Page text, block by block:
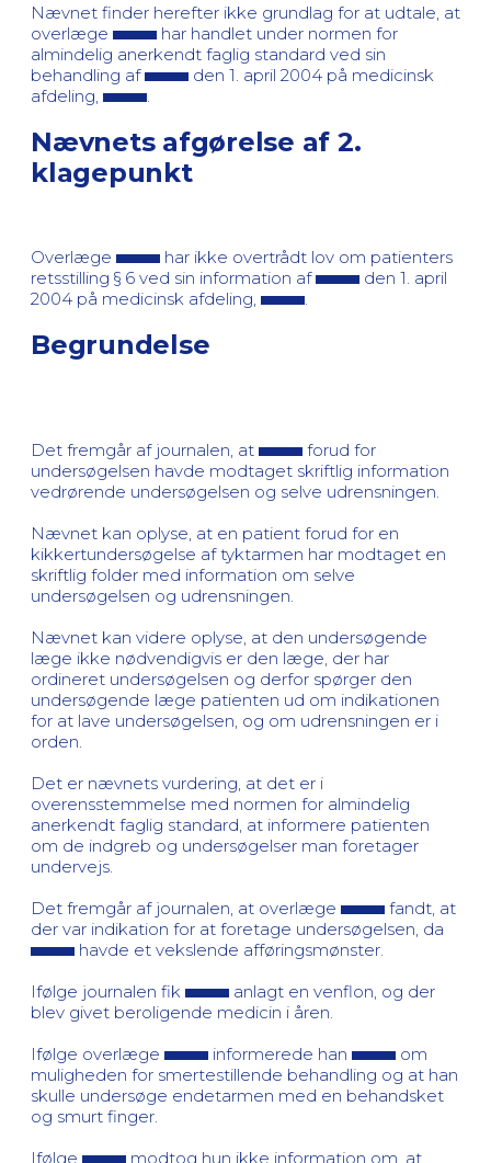
Nævnet finder herefter ikke grundlag for at udtale, at
overlæge
har handlet under normen for
almindelig anerkendt faglig standard ved sin
behandling af
den 1. april 2004 på medicinsk
afdeling,
Nævnets afgørelse af 2.
klagepunkt
Overlæge
har ikke overtrådt lov om patienters
retsstilling § 6 ved sin information af
den 1. april
2004 på medicinsk afdeling,
Begrundelse
Det fremgår af journalen, at
forud for
undersøgelsen havde modtaget skriftlig information
vedrørende undersøgelsen og selve udrensningen.
Nævnet kan oplyse, at en patient forud for en
kikkertundersøgelse af tyktarmen har modtaget en
skriftlig folder med information om selve
undersøgelsen og udrensningen.
Nævnet kan videre oplyse, at den undersøgende
læge ikke nødvendigvis er den læge, der har
ordineret undersøgelsen og derfor spørger den
undersøgende læge patienten ud om indikationen
for at lave undersøgelsen, og om udrensningen er i
orden.
Det er nævnets vurdering, at det er i
overensstemmelse med normen for almindelig
anerkendt faglig standard, at informere patienten
om de indgreb og undersøgelser man foretager
undervejs.
Det fremgår af journalen, at overlæge
fandt, at
der var indikation for at foretage undersøgelsen, da
havde et vekslende afføringsmønster.
Ifølge journalen fik
anlagt en venflon, og der
blev givet beroligende medicin i åren.
Ifølge overlæge
informerede han
om
muligheden for smertestillende behandling og at han
skulle undersøge endetarmen med en behandsket
og smurt finger.
Ifølge
modtog hun ikke information om, at